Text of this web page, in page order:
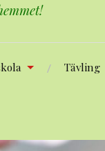
Tävling